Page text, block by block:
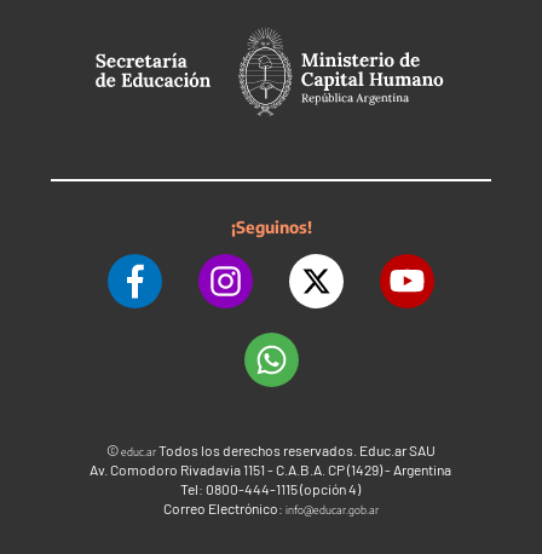
¡Seguinos!
©educ.arTodos los derechos reservados. Educ.ar SAU
Av. Comodoro Rivadavia 1151 - C.A.B.A. CP (1429) - Argentina
Tel: 0800-444-1115 (opción 4)
Correo Electrónico: info@educar.gob.ar